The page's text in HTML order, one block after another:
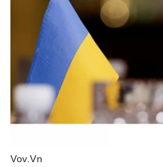
Pháp luật
Tin nóng